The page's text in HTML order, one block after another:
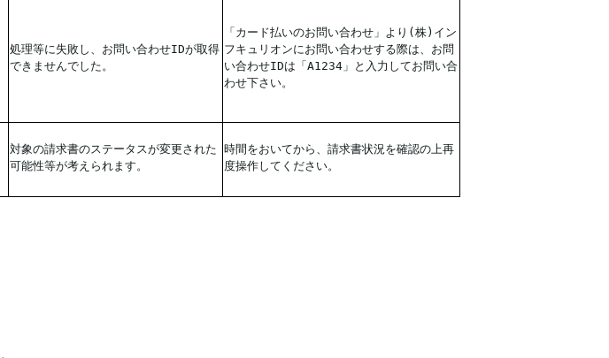
処理等に失敗し、お問い合わせIDが取得
できませんでした。
「カード払いのお問い合わせ」より(株)イン
フキュリオンにお問い合わせする際は、お問
い合わせIDは「A1234」と入力してお問い合
わせ下さい。
対象の請求書のステータスが変更された
可能性等が考えられます。
時間をおいてから、請求書状況を確認の上再
度操作してください。